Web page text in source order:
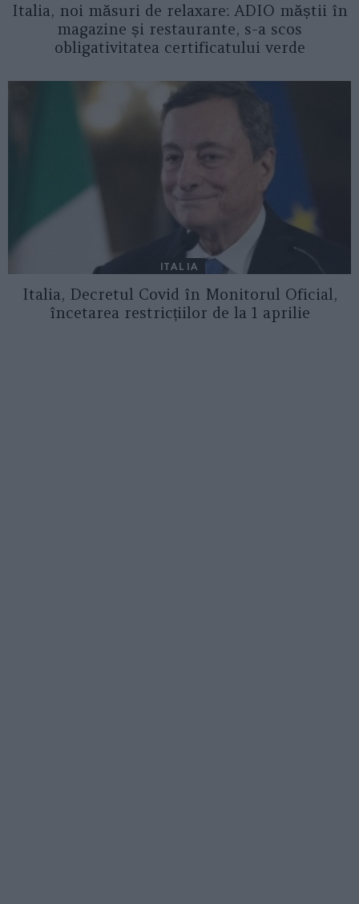
Italia, noi măsuri de relaxare: ADIO măștii în
magazine și restaurante, s-a scos
obligativitatea certificatului verde
ITALIA
Italia, Decretul Covid în Monitorul Oficial,
încetarea restricțiilor de la 1 aprilie